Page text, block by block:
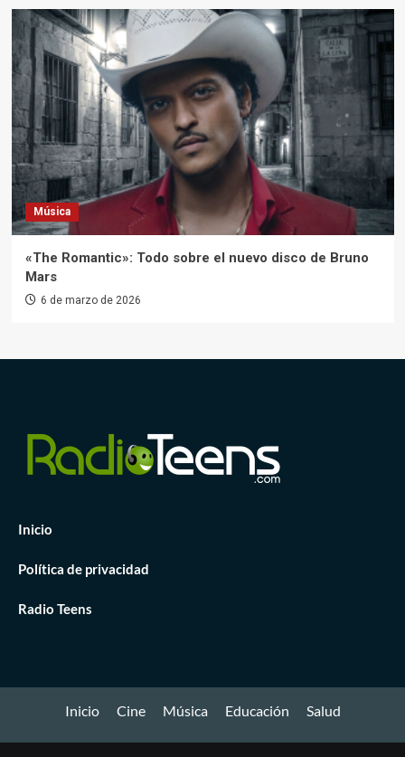
Música
«The Romantic»: Todo sobre el nuevo disco de Bruno
Mars
6 de marzo de 2026
Inicio
Política de privacidad
Radio Teens
Inicio Cine Música Educación Salud